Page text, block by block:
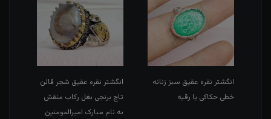
انگشتر نقره عقیق سبز زنانه
خطی حکاکی یا رقیه
انگشتر نقره عقیق شجر قائن
تاج برنجی بغل رکاب منقش
به نام مبارک امیرالمومنین